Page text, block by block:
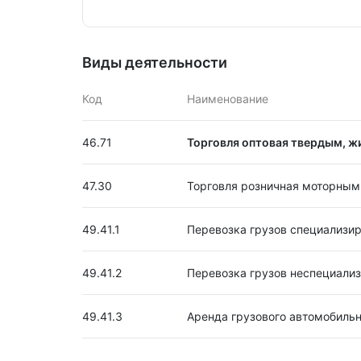
Виды деятельности
Код Наименование
46.71 Торговля оптовая твердым,
47.30 Торговля розничная
49.41.1 Перевозка грузов
49.41.2 Перевозка грузов
49.41.3 Аренда грузового